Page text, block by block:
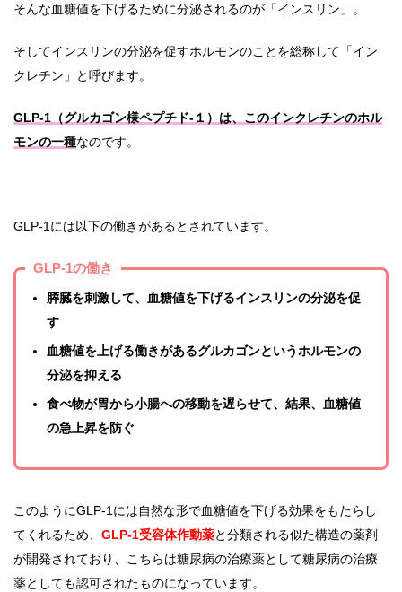
そんな血糖値を下げるために分泌されるのが「インスリン」。
そしてインスリンの分泌を促すホルモンのことを総称して「イン
クレチン」と呼びます。
GLP-1（グルカゴン様ペプチド-１）は、このインクレチンのホル
モンの一種なのです。
GLP-1には以下の働きがあるとされています。
GLP-1の働き
膵臓を刺激して、血糖値を下げるインスリンの分泌を促
す
血糖値を上げる働きがあるグルカゴンというホルモンの
分泌を抑える
食べ物が胃から小腸への移動を遅らせて、結果、血糖値
の急上昇を防ぐ
このようにGLP-1には自然な形で血糖値を下げる効果をもたらし
てくれるため、 GLP-1受容体作動薬と分類される似た構造の薬剤
が開発されており、こちらは糖尿病の治療薬として糖尿病の治療
薬としても認可されたものになっています。